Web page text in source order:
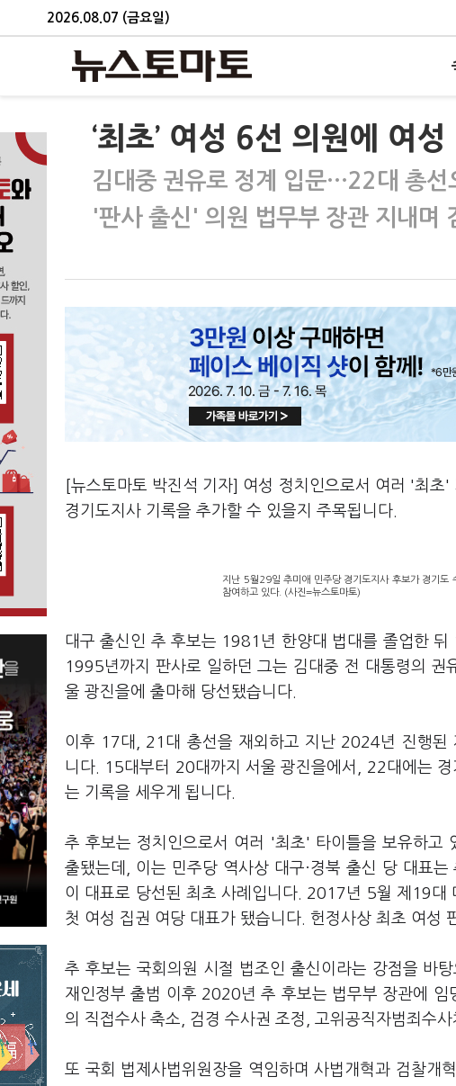
2026.08.07 (금요일)
‘최초’ 여성 6선 의원에 여
김대중 권유로 정계 입문…22대 총선
'판사 출신' 의원 법무부 장관 지내며
[뉴스토마토 박진석 기자] 여성 정치인으로서 여러 '최
경기도지사 기록을 추가할 수 있을지 주목됩니다.
지난 5월29일 추미애 민주당 경기도지사 후보가 경기도
참여하고 있다. (사진=뉴스토마토)
대구 출신인 추 후보는 1981년 한양대 법대를 졸업한
1995년까지 판사로 일하던 그는 김대중 전 대통령의
울 광진을에 출마해 당선됐습니다.
이후 17대, 21대 총선을 재외하고 지난 2024년 진행된
니다. 15대부터 20대까지 서울 광진을에서, 22대에는
는 기록을 세우게 됩니다.
추 후보는 정치인으로서 여러 '최초' 타이틀을 보유하
출됐는데, 이는 민주당 역사상 대구·경북 출신 당 대표
이 대표로 당선된 최초 사례입니다. 2017년 5월 제19대
첫 여성 집권 여당 대표가 됐습니다. 헌정사상 최초 여성
추 후보는 국회의원 시절 법조인 출신이라는 강점을 바
재인정부 출범 이후 2020년 추 후보는 법무부 장관에
의 직접수사 축소, 검경 수사권 조정, 고위공직자범죄수
또 국회 법제사법위원장을 역임하며 사법개혁과 검찰개